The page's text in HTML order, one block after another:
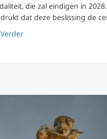
die zal eindigen in
dat deze beslissing de
about Drie